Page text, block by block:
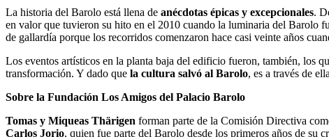
La historia del Barolo está llena de anécdotas épicas y excepcionales.
en valor que tuvieron su hito en el 2010 cuando la luminaria del Barolo
de gallardía porque los recorridos comenzaron hace casi veinte años
Los eventos artísticos en la planta baja del edificio fueron, también, los
transformación. Y dado que la cultura salvó al Barolo, es a través de
Sobre la Fundación Los Amigos del Palacio Barolo
Tomas y Miqueas Thärigen forman parte de la Comisión Directiva
Carlos Jorio, quien fue parte del Barolo desde los primeros años de